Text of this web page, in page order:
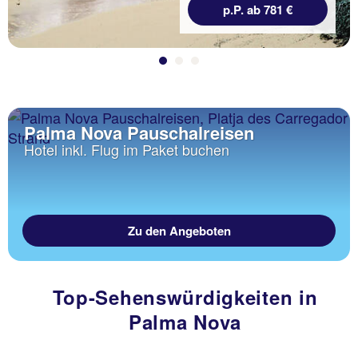
p.P. ab 781 €
Palma Nova Pauschalreisen
Hotel inkl. Flug im Paket buchen
Zu den Angeboten
Top-Sehenswürdigkeiten in
Palma Nova